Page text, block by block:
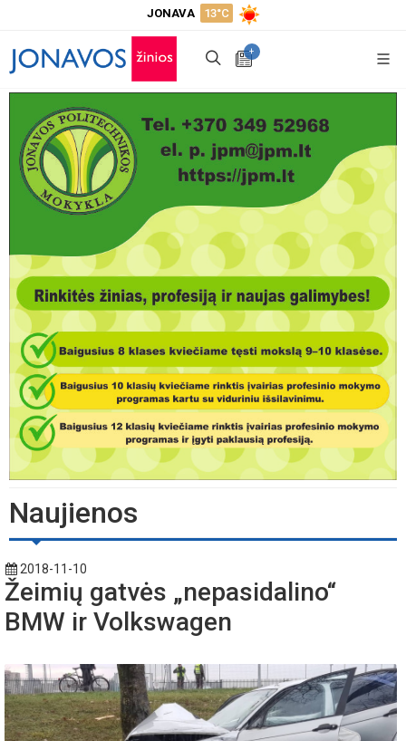
JONAVA 13°C
+
Naujienos
2018-11-10
Žeimių gatvės „nepasidalino“
BMW ir Volkswagen